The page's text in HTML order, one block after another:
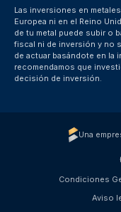
Las inversiones en
Europea ni en el Reino
de tu metal puede subir o
fiscal ni de inversión y no
de actuar basándote en la
recomendamos que
decisión de inversión.
Una
Condiciones
Aviso